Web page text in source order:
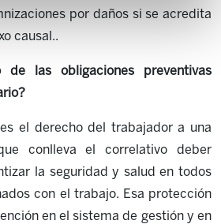
por daños si se acredita
causal..
las obligaciones preventivas
el derecho del trabajador a una
conlleva el correlativo deber
la seguridad y salud en todos
con el trabajo. Esa protección
en el sistema de gestión y en